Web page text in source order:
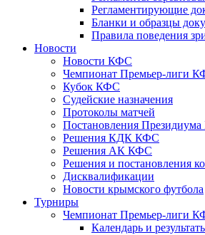
Регламентирующие
Бланки и образцы
Правила поведения
Новости
Новости КФС
Чемпионат Премьер-лиги
Кубок КФС
Судейские назначения
Протоколы матчей
Постановления
Решения КДК КФС
Решения АК КФС
Решения и постановления
Дисквалификации
Новости крымского футбола
Турниры
Чемпионат Премьер-лиги
Календарь и